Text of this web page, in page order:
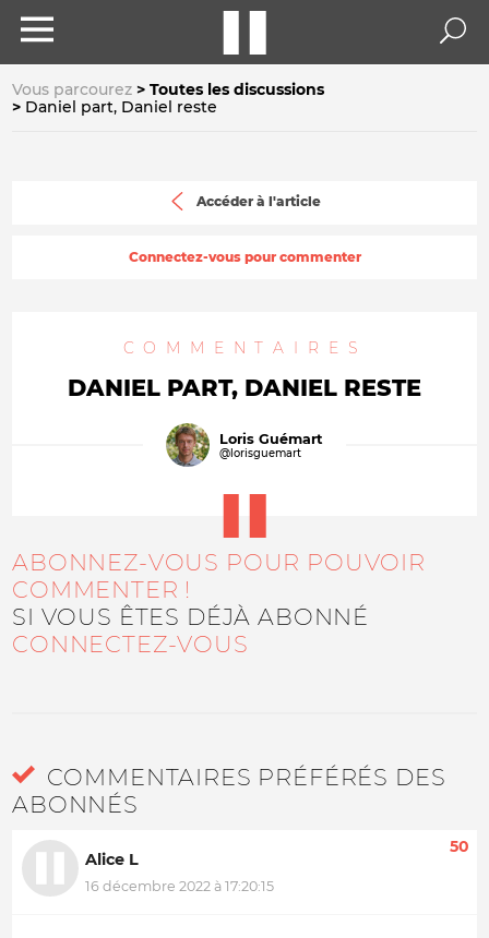
Vous parcourez
Toutes les discussions
Daniel part, Daniel reste
Accéder à l'article
Connectez-vous pour commenter
COMMENTAIRES
DANIEL PART, DANIEL RESTE
Loris Guémart
@lorisguemart
ABONNEZ-VOUS POUR POUVOIR
COMMENTER !
SI VOUS ÊTES DÉJÀ ABONNÉ
CONNECTEZ-VOUS
COMMENTAIRES PRÉFÉRÉS DES
ABONNÉS
Alice L
16 décembre 2022 à 17:20:15
50